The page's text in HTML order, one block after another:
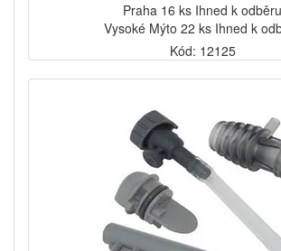
Praha 16 ks Ihned k odběru
Vysoké Mýto 22 ks Ihned k
Kód: 12125